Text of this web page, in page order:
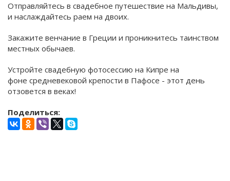
Отправляйтесь в свадебное путешествие на Мальдивы,
и наслаждайтесь раем на двоих.
Закажите венчание в Греции и проникнитесь таинством
местных обычаев.
Устройте свадебную фотосессию на Кипре на
фоне средневековой крепости в Пафосе - этот день
отзовется в веках!
Поделиться: